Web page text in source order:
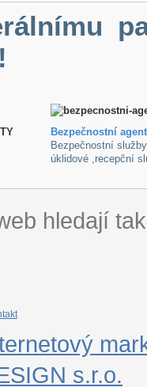
Bezpečnostní
Bezpečnostní
úklidové ,recepční
hledají
s.r.o.